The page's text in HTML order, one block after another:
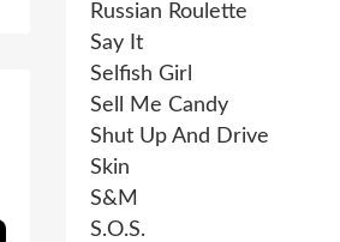
Russian Roulette
Say It
Selfish Girl
Sell Me Candy
Shut Up And Drive
Skin
S&M
S.O.S.